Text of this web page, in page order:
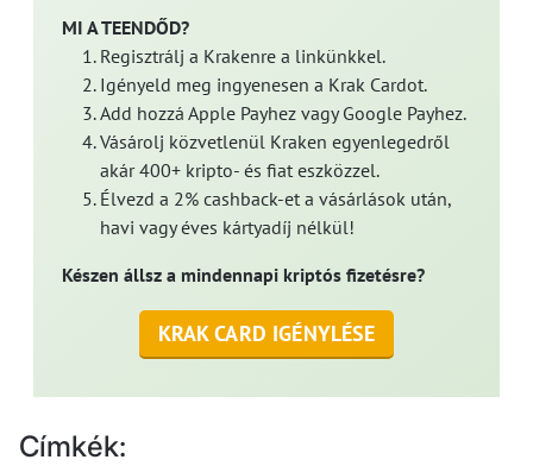
MI A TEENDŐD?
Regisztrálj a Krakenre a linkünkkel.
Igényeld meg ingyenesen a Krak Cardot.
Add hozzá Apple Payhez vagy Google Payhez.
Vásárolj közvetlenül Kraken egyenlegedről
akár 400+ kripto- és fiat eszközzel.
Élvezd a 2% cashback-et a vásárlások után,
havi vagy éves kártyadíj nélkül!
Készen állsz a mindennapi kriptós fizetésre?
KRAK CARD IGÉNYLÉSE
Címkék: